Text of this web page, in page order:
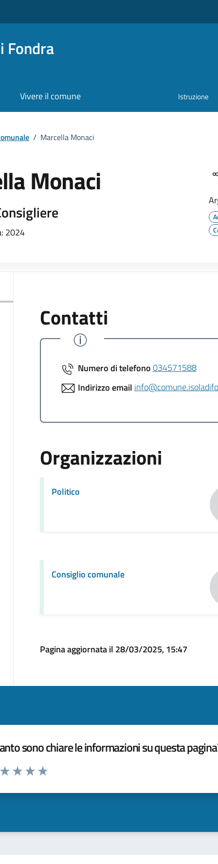
Fondra
Vivere il comune Istruzione
/ Marcella Monaci
Monaci
2024
Contatti
Numero di telefono034571588
Indirizzo email
Organizzazioni
Politico
Consiglio comunale
Pagina aggiornata il 28/03/2025, 15:47
sono chiare le informazioni su questa
da 1 a 5 stelle la pagina